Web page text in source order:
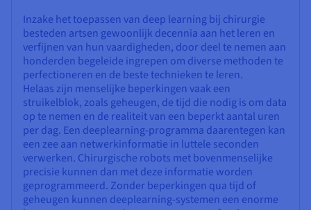
Inzake het toepassen van deep learning bij chirurgie
besteden artsen gewoonlijk decennia aan het leren en
verfijnen van hun vaardigheden, door deel te nemen aan
honderden begeleide ingrepen om diverse methoden te
perfectioneren en de beste technieken te leren.
Helaas zijn menselijke beperkingen vaak een
struikelblok, zoals geheugen, de tijd die nodig is om data
op te nemen en de realiteit van een beperkt aantal uren
per dag. Een deeplearning-programma daarentegen kan
een zee aan netwerkinformatie in luttele seconden
verwerken. Chirurgische robots met bovenmenselijke
precisie kunnen dan met deze informatie worden
geprogrammeerd. Zonder beperkingen qua tijd of
geheugen kunnen deeplearning-systemen een enorme